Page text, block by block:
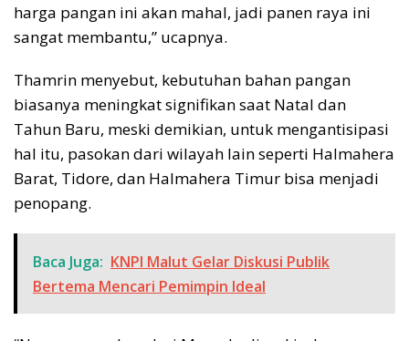
harga pangan ini akan mahal, jadi panen raya ini
sangat membantu,” ucapnya.
Thamrin menyebut, kebutuhan bahan pangan
biasanya meningkat signifikan saat Natal dan
Tahun Baru, meski demikian, untuk mengantisipasi
hal itu, pasokan dari wilayah lain seperti Halmahera
Barat, Tidore, dan Halmahera Timur bisa menjadi
penopang.
Baca Juga: KNPI Malut Gelar Diskusi Publik
Bertema Mencari Pemimpin Ideal